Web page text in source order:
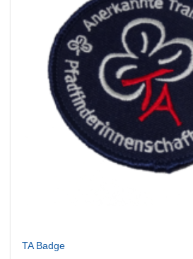
TA Badge